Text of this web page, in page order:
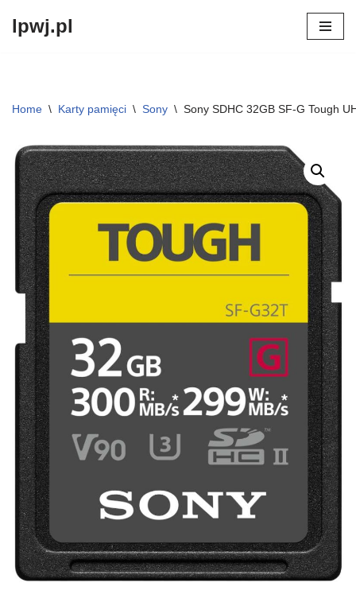
lpwj.pl
Home \ Karty pamięci \ Sony \ Sony SDHC 32GB SF-G Tough